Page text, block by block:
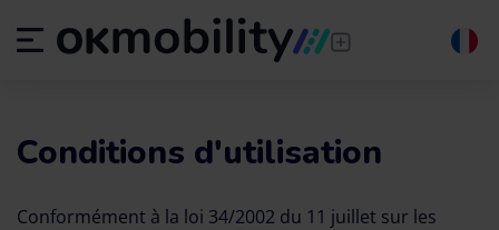
Conditions d'utilisation
Conformément à la loi 34/2002 du 11 juillet sur les